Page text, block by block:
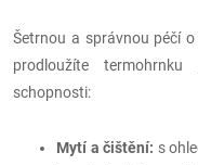
Šetrnou a správnou péčí
prodloužíte
schopnosti:
Mytí a čištění: s